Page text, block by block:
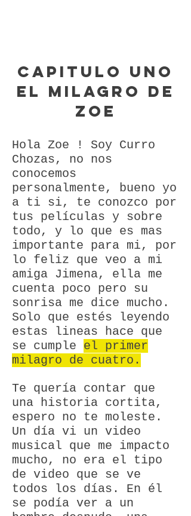
Capitulo Uno
El milagro de
Zoe
Hola Zoe ! Soy Curro
Chozas, no nos
conocemos
personalmente, bueno yo
a ti si, te conozco por
tus películas y sobre
todo, y lo que es mas
importante para mi, por
lo feliz que veo a mi
amiga Jimena, ella me
cuenta poco pero su
sonrisa me dice mucho.
Solo que estés leyendo
estas lineas hace que
se cumple el primer
milagro de cuatro.
Te quería contar que
una historia cortita,
espero no te moleste.
Un día vi un video
musical que me impacto
mucho, no era el tipo
de video que se ve
todos los días. En él
se podía ver a un